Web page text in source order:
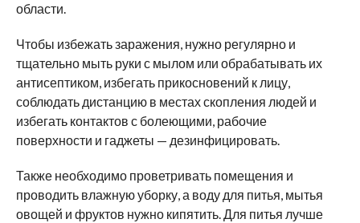
области.
Чтобы избежать заражения, нужно регулярно и
тщательно мыть руки с мылом или обрабатывать их
антисептиком, избегать прикосновений к лицу,
соблюдать дистанцию в местах скопления людей и
избегать контактов с болеющими, рабочие
поверхности и гаджеты — дезинфицировать.
Также необходимо проветривать помещения и
проводить влажную уборку, а воду для питья, мытья
овощей и фруктов нужно кипятить. Для питья лучше